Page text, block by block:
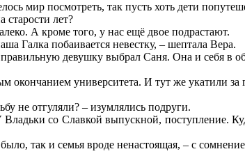
мир посмотреть, так пусть хоть дети
старости лет?
А кроме того, у нас ещё двое подрастают.
Галка побаивается невестку, – шептала Вера.
девушку выбрал Саня. Она и себя в
окончанием университета. И тут же укатили за
не отгуляли? – изумлялись подруги.
со Славкой выпускной, поступление.
так и семья вроде ненастоящая, – с